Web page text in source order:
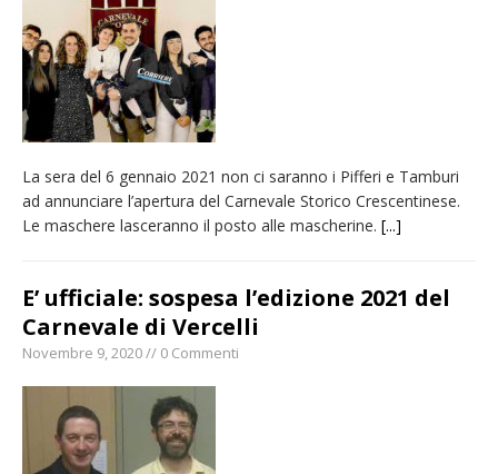
Quel giardino davanti all’ospedale curato da
otto soggetti autistici in cura all’Asl di
Vercelli
Dopo caldo e incendi, il maltempo estremo:
nell’Alto Novarese si contano i danni del
nubifragio di venerdì
Dieci anni fa l’ingresso a Vercelli
dell’arcivescovo mons. Marco Arnolfo
La sera del 6 gennaio 2021 non ci saranno i Pifferi e Tamburi
ad annunciare l’apertura del Carnevale Storico Crescentinese.
Le maschere lasceranno il posto alle mascherine. [...]
E’ ufficiale: sospesa l’edizione 2021 del
Carnevale di Vercelli
Novembre 9, 2020 // 0 Commenti